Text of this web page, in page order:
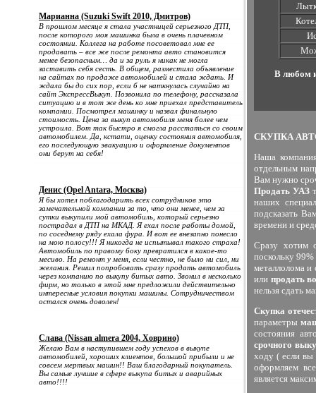
Марианна (Suzuki Swift 2010, Дмитров)
В прошлом месяце я стала участницей серьезного ДТП,
после которого моя машинка была в очень плачевном
состоянии. Коллега на работе посоветовал мне ее
продавать – все же после ремонта авто становится
менее безопасным… да и за руль я никак не могла
заставить себя сесть. В общем, разместила объявление
на сайтах по продаже автомобилей и стала ждать. И
ждала бы до сих пор, если б не наткнулась случайно на
сайт ЭкспрессВыкуп. Позвонила по телефону, рассказала
ситуацию и в тот же день ко мне приехал представитель
компании. Посмотрел машинку и назвал финальную
стоимость. Цена за выкуп автомобиля меня более чем
устроила. Вот так быстро я смогла расстаться со своим
автомобилем. Да, кстати, оценку состояния автомобиля,
его последующую эвакуацию и оформление документов
они берут на себя!
Денис (Opel Antara, Москва)
Я бы хотел поблагодарить всех сотрудников это
замечательной компании за то, что они менее, чем за
сутки выкупили мой автомобиль, который серьезно
пострадал в ДТП на МКАД. Я ехал после работы домой,
по соседнему ряду ехала фура. И вот ее внезапно понесло
на мою полосу!!! Я никогда не испытывал такого страха!
Автомобиль по правому боку превратился в какое-то
месиво. На ремонт у меня, если честно, не было ни сил, ни
желания. Решил попробовать сразу продать автомобиль
через компанию по выкупу битых авто. Звонил в несколько
фирм, но только в этой мне предложили действительно
интересные условия покупки машины. Сотрудничеством
остался очень доволен!
Слава (Nissan almera 2004, Ховрино)
Желаю Вам в наступившем году успехов в выкупе
автомобилей, хороших клиентов, большой прибыли и не
совсем мертвых машин!! Ваш благодарный покупатель.
Вы самые лучшие в сфере выкупа битых и аварийных
авто!!!!
В любом
СКУПКА
Наша
отдельным
Вам нужно
Продать УАЗ
наших
подсказать
времени и
Сразу хотим
поскольку
металлолома и
или продать
нельзя сдать
Скупка
параметры
состояния
срочного
ходу ( если
оформляем
является